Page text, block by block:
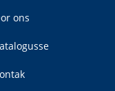
ons